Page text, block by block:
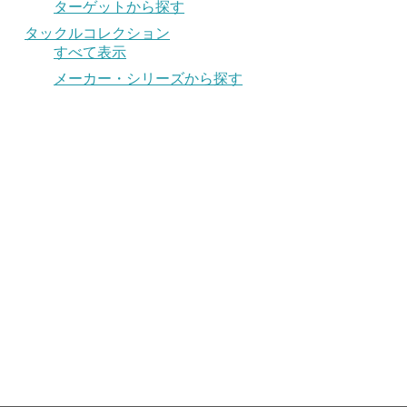
ターゲットから探す
タックルコレクション
すべて表示
メーカー・シリーズから探す